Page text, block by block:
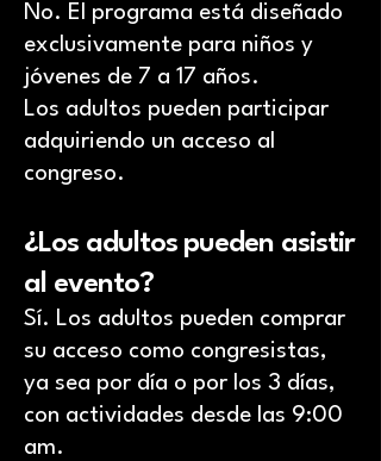
No. El programa está diseñado
exclusivamente para niños y
jóvenes de 7 a 17 años.
Los adultos pueden participar
adquiriendo un acceso al
congreso.
¿Los adultos pueden asistir
al evento?
Sí. Los adultos pueden comprar
su acceso como congresistas,
ya sea por día o por los 3 días,
con actividades desde las 9:00
am.